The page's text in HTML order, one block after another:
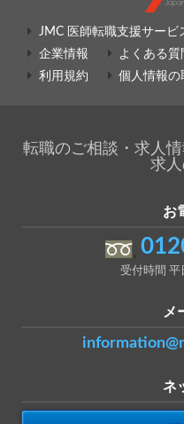
JMC 医師転職支援サービ
企業情報
よくある質
利用規約
個人情報の
転職のご相談・求人
求
お
受付時間
メ
ネ